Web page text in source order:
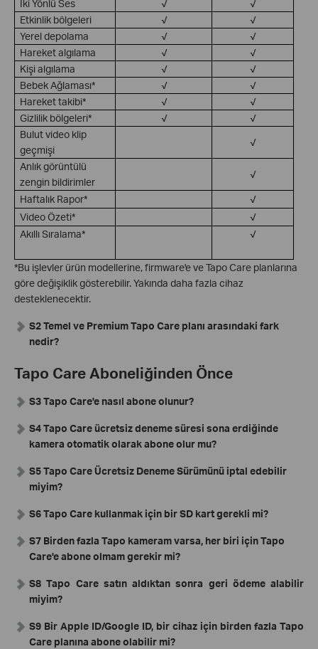
İki Yönlü Ses
√
√
Etkinlik bölgeleri
√
√
Yerel depolama
√
√
Hareket algılama
√
√
Kişi algılama
√
√
Bebek Ağlaması*
√
√
Hareket takibi*
√
√
Gizlilik bölgeleri*
√
√
Bulut video klip
geçmişi
√
Anlık görüntülü
zengin bildirimler
√
Haftalık Rapor*
√
Video Özeti*
√
Akıllı Sıralama*
√
*Bu işlevler ürün modellerine, firmware'e ve Tapo Care planlarına
göre değişiklik gösterebilir. Yakında daha fazla cihaz
desteklenecektir.
S2 Temel ve Premium Tapo Care planı arasındaki fark
nedir?
Tapo Care Aboneliğinden Önce
S3 Tapo Care'e nasıl abone olunur?
S4 Tapo Care ücretsiz deneme süresi sona erdiğinde
kamera otomatik olarak abone olur mu?
S5 Tapo Care Ücretsiz Deneme Sürümünü iptal edebilir
miyim?
S6 Tapo Care kullanmak için bir SD kart gerekli mi?
S7 Birden fazla Tapo kameram varsa, her biri için Tapo
Care'e abone olmam gerekir mi?
S8 Tapo Care satın aldıktan sonra geri ödeme alabilir
miyim?
S9 Bir Apple ID/Google ID, bir cihaz için birden fazla Tapo
Care planına abone olabilir mi?